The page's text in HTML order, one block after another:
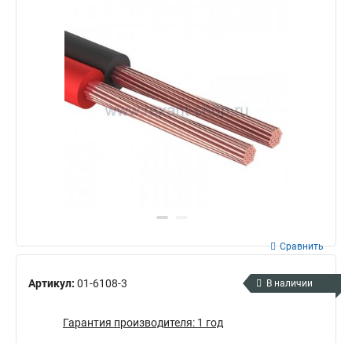
Артикул: 01-6108-3
Сравнить
В наличии
Гарантия производителя: 1 год